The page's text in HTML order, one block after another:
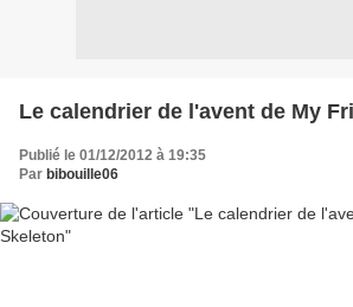
Le calendrier de l'avent de My
Publié le 01/12/2012 à 19:35
Par bibouille06